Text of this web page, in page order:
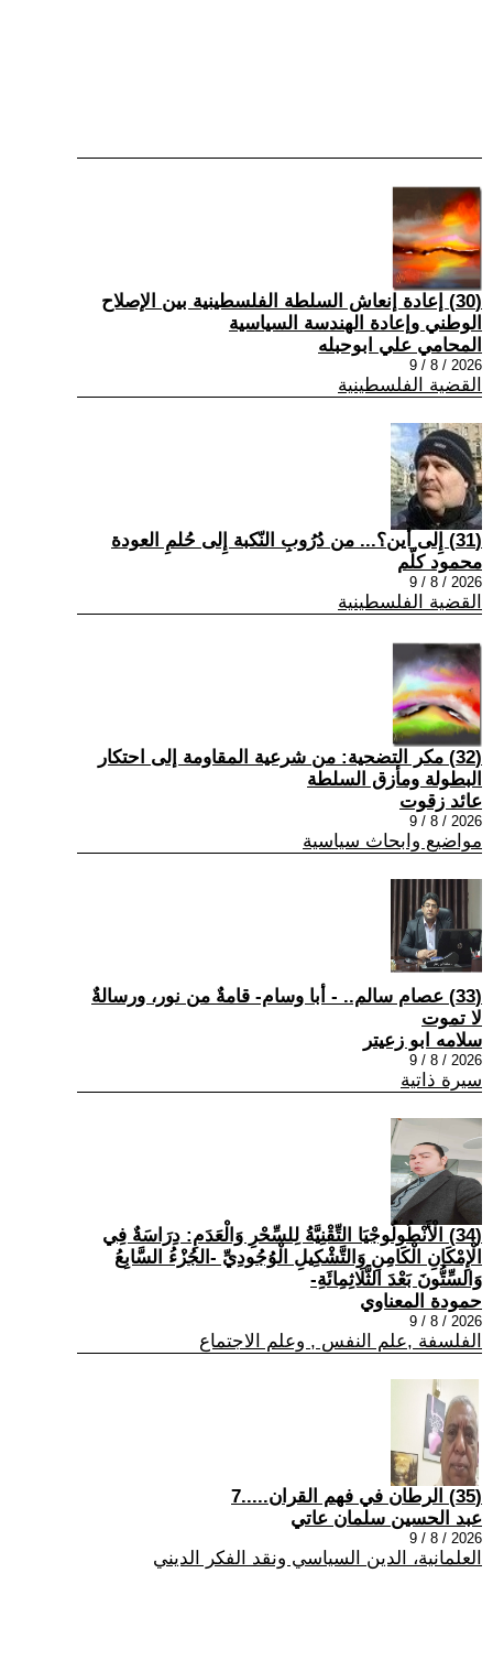
(30) إعادة إنعاش السلطة الفلسطينية بين الإصلاح
الوطني وإعادة الهندسة السياسية
المحامي علي ابوحبله
2026 / 8 / 9
القضية الفلسطينية
(31) إِلى أين؟... من دُرُوبِ النّكبة إِلى حُلمِ العودة
محمود كلّم
2026 / 8 / 9
القضية الفلسطينية
(32) مكر التضحية: من شرعية المقاومة إلى احتكار
البطولة ومأزق السلطة
عائد زقوت
2026 / 8 / 9
مواضيع وابحاث سياسية
(33) عصام سالم.. - أبا وسام- قامةٌ من نور، ورسالةٌ
لا تموت
سلامه ابو زعيتر
2026 / 8 / 9
سيرة ذاتية
(34) الْأَنْطُولُوجْيَا التِّقْنِيَّةُ لِلسِّحْرِ وَالْعَدَمِ: دِرَاسَةٌ فِي
الْإِمْكَانِ الْكَامِنِ وَالتَّشْكِيلِ الْوُجُودِيِّ -الجُزْءُ السَّابِعُ
وَالسِّتُّونَ بَعْدَ الثَّلَاثِمِائَةِ-
حمودة المعناوي
2026 / 8 / 9
الفلسفة ,علم النفس , وعلم الاجتماع
(35) الرطان في فهم القران.....7
عبد الحسين سلمان عاتي
2026 / 8 / 9
العلمانية، الدين السياسي ونقد الفكر الديني